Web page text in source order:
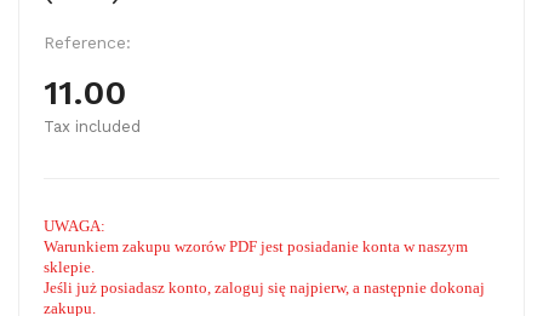
Reference:
11.00
Tax included
UWAGA:
Warunkiem zakupu wzorów PDF jest posiadanie konta w naszym
sklepie.
Jeśli już posiadasz konto, zaloguj się najpierw, a następnie dokonaj
zakupu.